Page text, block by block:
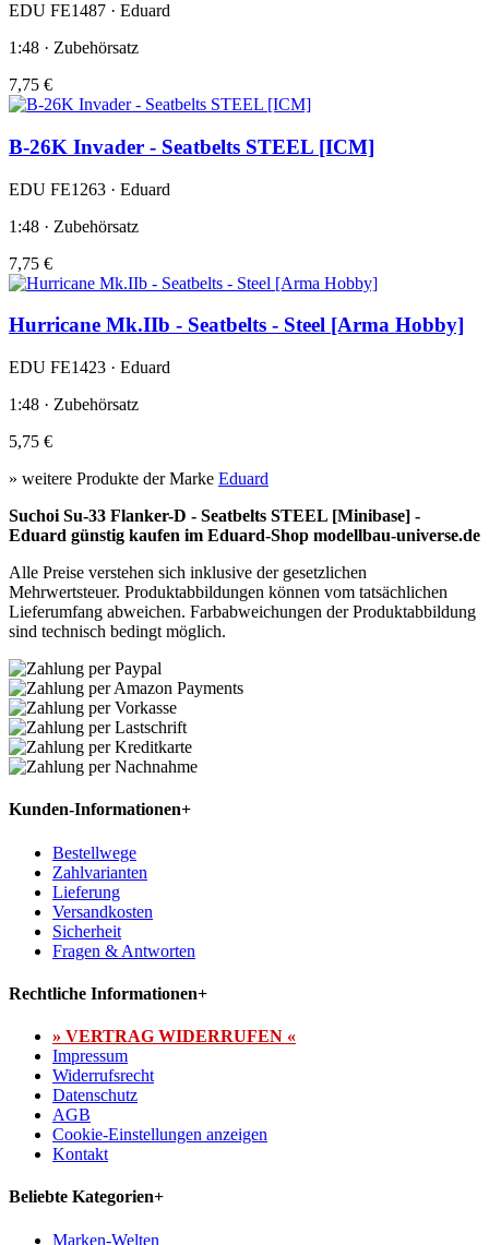
EDU FE1487 · Eduard
1:48 · Zubehörsatz
7,75 €
B-26K Invader - Seatbelts STEEL [ICM]
EDU FE1263 · Eduard
1:48 · Zubehörsatz
7,75 €
Hurricane Mk.IIb - Seatbelts - Steel [Arma Hobby]
EDU FE1423 · Eduard
1:48 · Zubehörsatz
5,75 €
» weitere Produkte der Marke Eduard
Suchoi Su-33 Flanker-D - Seatbelts STEEL [Minibase] -
Eduard günstig kaufen im Eduard-Shop modellbau-universe.de
Alle Preise verstehen sich inklusive der gesetzlichen
Mehrwertsteuer. Produktabbildungen können vom tatsächlichen
Lieferumfang abweichen. Farbabweichungen der Produktabbildung
sind technisch bedingt möglich.
Kunden-Informationen+
Bestellwege
Zahlvarianten
Lieferung
Versandkosten
Sicherheit
Fragen & Antworten
Rechtliche Informationen+
» VERTRAG WIDERRUFEN «
Impressum
Widerrufsrecht
Datenschutz
AGB
Cookie-Einstellungen anzeigen
Kontakt
Beliebte Kategorien+
Marken-Welten